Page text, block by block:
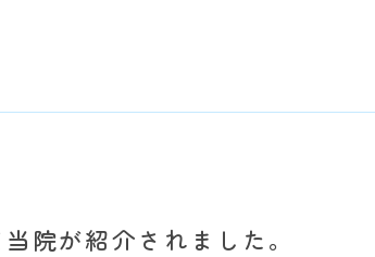
院が紹介されました。